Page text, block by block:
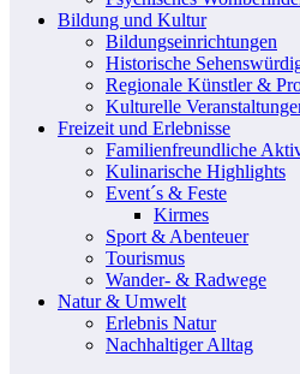
Bildung und Kultur
Bildungseinrichtungen
Historische
Regionale Künstler &
Kulturelle
Freizeit und Erlebnisse
Familienfreundliche
Kulinarische Highlights
Event´s & Feste
Kirmes
Sport & Abenteuer
Tourismus
Wander- & Radwege
Natur & Umwelt
Erlebnis Natur
Nachhaltiger Alltag